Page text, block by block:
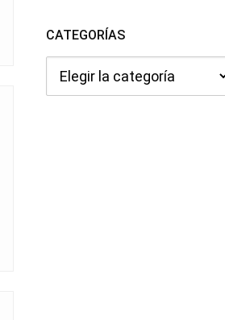
CATEGORÍAS